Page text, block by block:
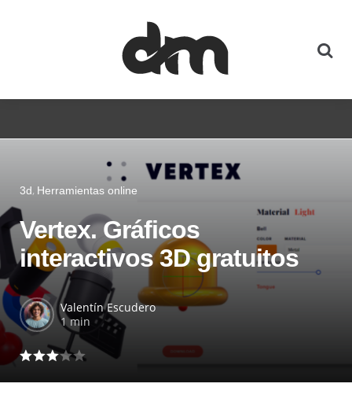
3d Herramientas online
Vertex. Gráficos
interactivos 3D gratuitos
Valentín Escudero
1 min